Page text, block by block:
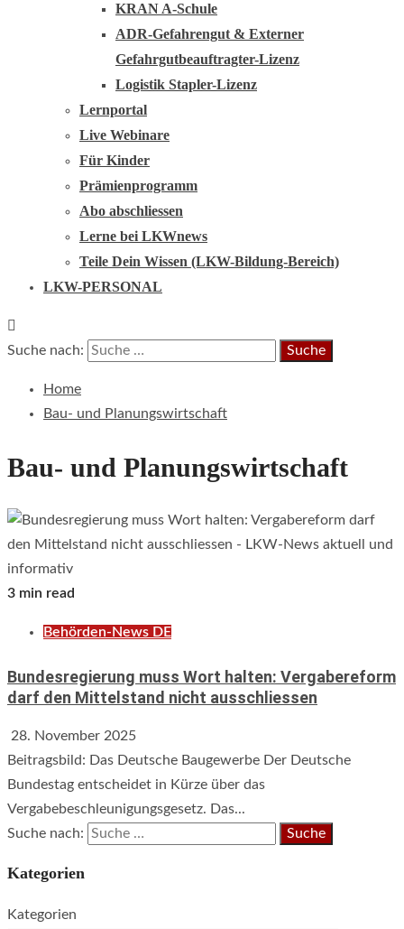
KRAN A-Schule
ADR-Gefahrengut & Externer
Gefahrgutbeauftragter-Lizenz
Logistik Stapler-Lizenz
Lernportal
Live Webinare
Für Kinder
Prämienprogramm
Abo abschliessen
Lerne bei LKWnews
Teile Dein Wissen (LKW-Bildung-Bereich)
LKW-PERSONAL
Suche nach:
Home
Bau- und Planungswirtschaft
Bau- und Planungswirtschaft
3 min read
Behörden-News DE
Bundesregierung muss Wort halten: Vergabereform
darf den Mittelstand nicht ausschliessen
28. November 2025
Beitragsbild: Das Deutsche Baugewerbe Der Deutsche
Bundestag entscheidet in Kürze über das
Vergabebeschleunigungsgesetz. Das...
Suche nach:
Kategorien
Kategorien